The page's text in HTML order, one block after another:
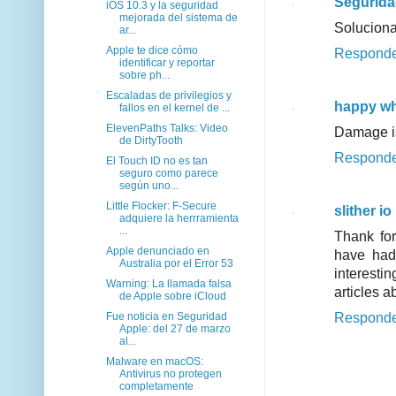
happy
Damage
slither io
Thank
have
articles
iOS 10.3 y la seguridad
mejorada del sistema de
ar...
Apple te dice cómo
identificar y reportar
sobre ph...
Escaladas de privilegios y
fallos en el kernel de ...
ElevenPaths Talks: Video
de DirtyTooth
El Touch ID no es tan
seguro como parece
según uno...
Little Flocker: F-Secure
adquiere la herrramienta
Apple denunciado en
Australia por el Error 53
Warning: La llamada falsa
de Apple sobre iCloud
Fue noticia en Seguridad
Apple: del 27 de marzo
al...
Malware en macOS:
Antivirus no protegen
completamente